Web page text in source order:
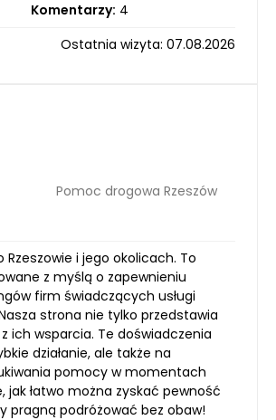
Komentarzy: 4
Ostatnia wizyta: 07.08.2026
Pomoc drogowa Rzeszów
i jego okolicach. To
z myślą o zapewnieniu
firm świadczących usługi
strona nie tylko przedstawia
ich wsparcia. Te doświadczenia
działanie, ale także na
pomocy w momentach
łatwo można zyskać pewność
pragną podróżować bez obaw!